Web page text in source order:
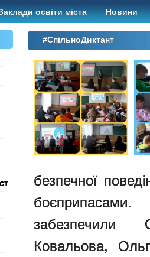
освіти міста Новини
#СпільноДиктант
безпечної
Ковальова,